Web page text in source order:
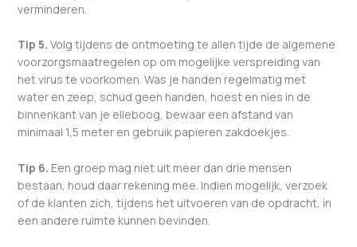
verminderen.
Tip 5. Volg tijdens de ontmoeting te allen tijde de algemene
voorzorgsmaatregelen op om mogelijke verspreiding van
het virus te voorkomen. Was je handen regelmatig met
water en zeep, schud geen handen, hoest en nies in de
binnenkant van je elleboog, bewaar een afstand van
minimaal 1,5 meter en gebruik papieren zakdoekjes.
Tip 6. Een groep mag niet uit meer dan drie mensen
bestaan, houd daar rekening mee. Indien mogelijk, verzoek
of de klanten zich, tijdens het uitvoeren van de opdracht, in
een andere ruimte kunnen bevinden.